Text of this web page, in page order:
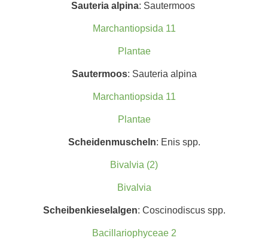
Sauteria alpina: Sautermoos
Marchantiopsida 11
Plantae
Sautermoos: Sauteria alpina
Marchantiopsida 11
Plantae
Scheidenmuscheln: Enis spp.
Bivalvia (2)
Bivalvia
Scheibenkieselalgen: Coscinodiscus spp.
Bacillariophyceae 2